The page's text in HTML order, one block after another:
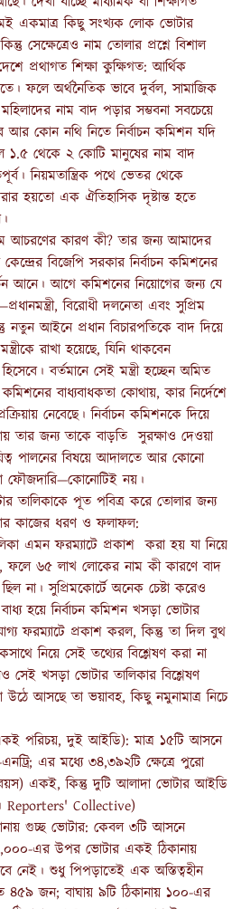
একমাত্র কিছু সংখ্যক লোক ভোটার
সেক্ষেত্রেও নাম তোলার প্রশ্নে বিশাল
প্রথাগত শিক্ষা কুক্ষিগত: আর্থিক
ফলে অর্থনৈতিক ভাবে দুর্বল, সামাজিক
নাম বাদ পড়ার সম্ভবনা সবচেয়ে
আর কোন নথি নিতে নির্বাচন কমিশন যদি
১.৫ থেকে ২ কোটি মানুষের নাম বাদ
নিয়মতান্ত্রিক পথে ভেতর থেকে
হয়তো এক ঐতিহাসিক দৃষ্টান্ত হতে
আচরণের কারণ কী? তার জন্য আমাদের
বিজেপি সরকার নির্বাচন কমিশনের
আনে। আগে কমিশনের নিয়োগের জন্য যে
বিরোধী দলনেতা এবং সুপ্রিম
নতুন আইনে প্রধান বিচারপতিকে বাদ দিয়ে
রাখা হয়েছে, যিনি থাকবেন
হিসেবে। বর্তমানে সেই মন্ত্রী হচ্ছেন অমিত
বাধ্যবাধকতা কোথায়, কার নির্দেশে
নেবেছে। নির্বাচন কমিশনকে দিয়ে
তার জন্য তাকে বাড়তি সুরক্ষাও দেওয়া
পালনের বিষয়ে আদালতে আর কোনো
ফৌজদারি—কোনোটিই নয়।
তালিকাকে পূত পবিত্র করে তোলার জন্য
কাজের ধরণ ও ফলাফল:
এমন ফরম্যাটে প্রকাশ করা হয় যা নিয়ে
ফলে ৬৫ লাখ লোকের নাম কী কারণে বাদ
না। সুপ্রিমকোর্টে অনেক চেষ্টা করেও
হয়ে নির্বাচন কমিশন খসড়া ভোটার
ফরম্যাটে প্রকাশ করল, কিন্তু তা দিল বুথ
নিয়ে সেই তথ্যের বিশ্লেষণ করা না
সেই খসড়া ভোটার তালিকার বিশ্লেষণ
উঠে আসছে তা ভয়াবহ, কিছু নমুনামাত্র নিচে
পরিচয়, দুই আইডি): মাত্র ১৫টি আসনে
এর মধ্যে ৩৪,৩৯২টি ক্ষেত্রে পুরো
একই, কিন্তু দুটি আলাদা ভোটার আইডি
Collective)
গুচ্ছ ভোটার: কেবল ৩টি আসনে
এর উপর ভোটার একই ঠিকানায়
নেই। শুধু পিপড়াতেই এক অস্তিত্বহীন
জন; বাঘায় ৯টি ঠিকানায় ১০০-এর